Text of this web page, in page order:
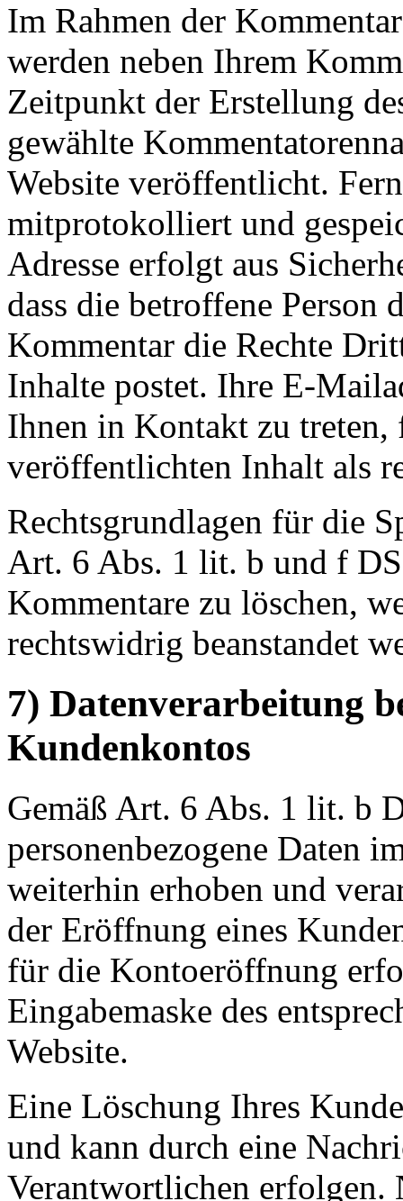
Im Rahmen der
werden neben Ihrem
Zeitpunkt der Erstellung
gewählte
Website veröffentlicht.
mitprotokolliert und
Adresse erfolgt aus
dass die betroffene Person
Kommentar die Rechte
Inhalte postet. Ihre E-
Ihnen in Kontakt zu
veröffentlichten Inhalt als
Rechtsgrundlagen für die
Art. 6 Abs. 1 lit. b und f
Kommentare zu löschen,
rechtswidrig beanstandet
7) Datenverarbeitung
Kundenkontos
Gemäß Art. 6 Abs. 1 lit. b
personenbezogene Daten
weiterhin erhoben und
der Eröffnung eines
für die Kontoeröffnung
Eingabemaske des
Website.
Eine Löschung Ihres
und kann durch eine
Verantwortlichen erfolgen.